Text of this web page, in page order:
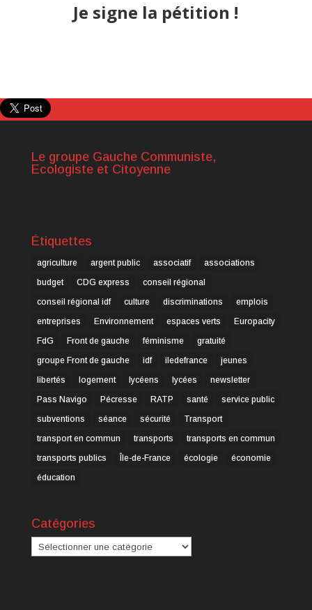
Je signe la pétition !
Le groupe Gauche Communiste,
Ecologiste et Citoyenne
Étiquettes
agriculture argent public associatif
associations
budget
CDG express
conseil régional
conseil régional idf
culture discriminations
emplois
entreprises
Environnement espaces verts
Europacity
FdG
Front de gauche féminisme
gratuité
groupe Front de gauche
idf iledefrance
jeunes
libertés
logement lycéens lycées
newsletter
Pass Navigo
Pécresse RATP santé
service public
subventions
séance sécurité
Transport
transport en commun
transports
transports en commun
transports publics
Île-de-France écologie
économie
éducation
Catégories
Catégories